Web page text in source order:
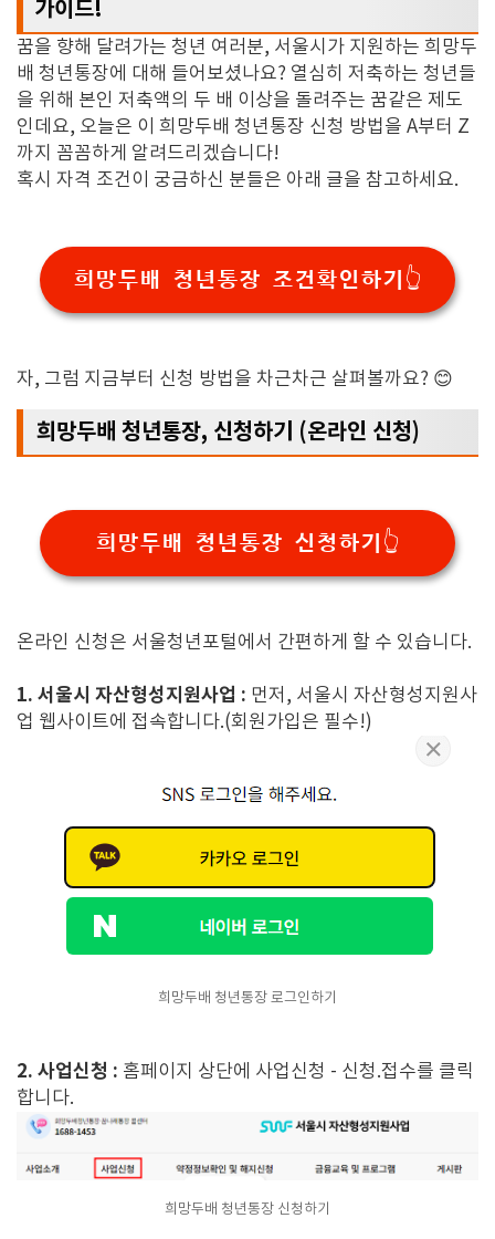
가이드!
꿈을 향해 달려가는 청년 여러분, 서울시가 지원하는 희망두
배 청년통장에 대해 들어보셨나요? 열심히 저축하는 청년들
을 위해 본인 저축액의 두 배 이상을 돌려주는 꿈같은 제도
인데요, 오늘은 이 희망두배 청년통장 신청 방법을 A부터 Z
까지 꼼꼼하게 알려드리겠습니다!
혹시 자격 조건이 궁금하신 분들은 아래 글을 참고하세요.
희망두배 청년통장 조건확인하기👆️
자, 그럼 지금부터 신청 방법을 차근차근 살펴볼까요? 😊
희망두배 청년통장, 신청하기 (온라인 신청)
희망두배 청년통장 신청하기👆️
온라인 신청은 서울청년포털에서 간편하게 할 수 있습니다.
1. 서울시 자산형성지원사업 : 먼저, 서울시 자산형성지원사
업 웹사이트에 접속합니다.(회원가입은 필수!)
희망두배 청년통장 로그인하기
2. 사업신청 : 홈페이지 상단에 사업신청 - 신청.접수를 클릭
합니다.
희망두배 청년통장 신청하기